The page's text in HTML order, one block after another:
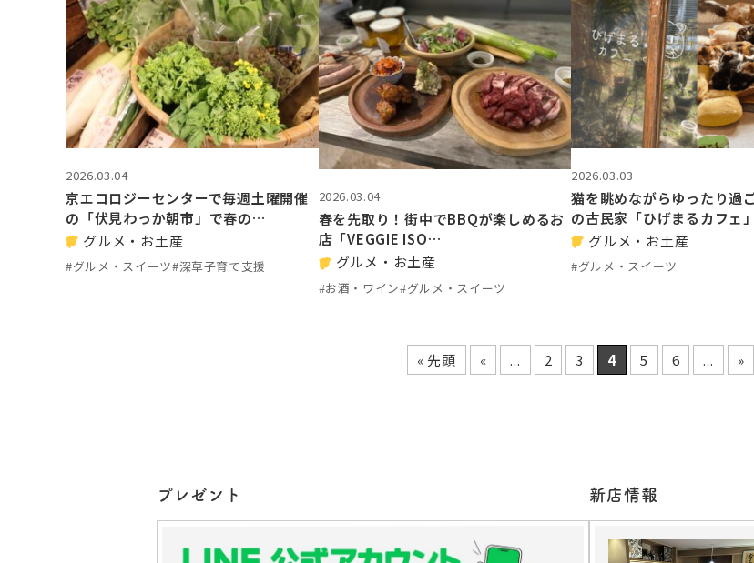
2026.03.04
京エコロジーセンターで毎週土曜開催
の「伏見わっか朝市」で春の…
グルメ・お土産
#グルメ・スイーツ#深草子育て支援
2026.03.04
春を先取り！街中でBBQが楽しめるお
店「VEGGIE ISO…
グルメ・お土産
#お酒・ワイン#グルメ・スイーツ
2026.03.03
猫を眺めながらゆったり過
の古民家「ひげまるカフェ」
グルメ・お土産
#グルメ・スイーツ
« 先頭 « ... 2 3 4 5 6 ... »
プレゼント 新店情報